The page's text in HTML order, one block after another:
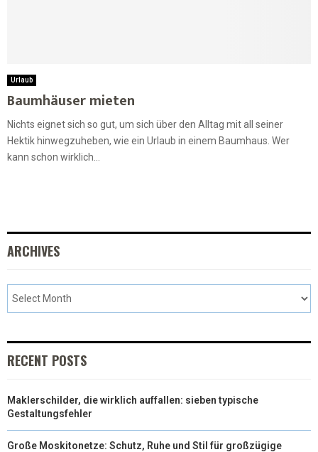
Urlaub
Baumhäuser mieten
Nichts eignet sich so gut, um sich über den Alltag mit all seiner
Hektik hinwegzuheben, wie ein Urlaub in einem Baumhaus. Wer
kann schon wirklich...
ARCHIVES
RECENT POSTS
Maklerschilder, die wirklich auffallen: sieben typische
Gestaltungsfehler
Große Moskitonetze: Schutz, Ruhe und Stil für großzügige